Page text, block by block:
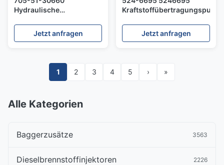
Hydraulische
7055130660 für
Bulldozer D85MS-15
ChinaHergestellt in China
Jetzt anfragen Jetzt anfragen
1 2 3 4 5 › »
Alle Kategorien
Baggerzusätze 3563
Dieselbrennstoffinjektoren 2226